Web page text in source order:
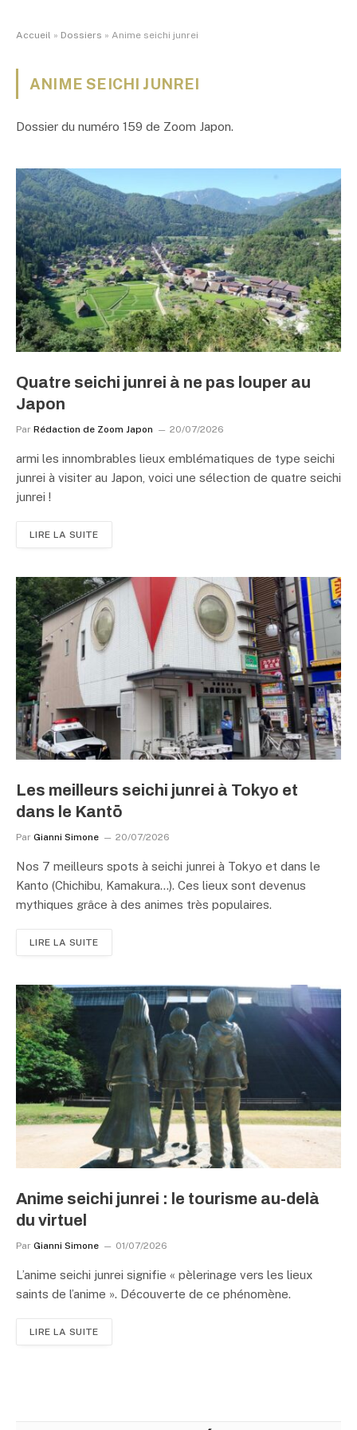
Accueil » Dossiers » Anime seichi junrei
ANIME SEICHI JUNREI
Dossier du numéro 159 de Zoom Japon.
Quatre seichi junrei à ne pas louper au
Japon
Par Rédaction de Zoom Japon 20/07/2026
armi les innombrables lieux emblématiques de type seichi
junrei à visiter au Japon, voici une sélection de quatre seichi
junrei !
LIRE LA SUITE
Les meilleurs seichi junrei à Tokyo et
dans le Kantō
Par Gianni Simone 20/07/2026
Nos 7 meilleurs spots à seichi junrei à Tokyo et dans le
Kanto (Chichibu, Kamakura…). Ces lieux sont devenus
mythiques grâce à des animes très populaires.
LIRE LA SUITE
Anime seichi junrei : le tourisme au-delà
du virtuel
Par Gianni Simone 01/07/2026
L’anime seichi junrei signifie « pèlerinage vers les lieux
saints de l’anime ». Découverte de ce phénomène.
LIRE LA SUITE